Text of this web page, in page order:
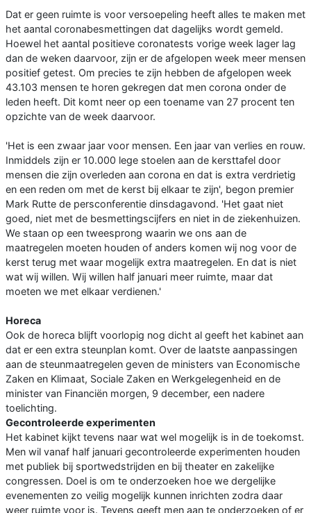
Dat er geen ruimte is voor versoepeling heeft alles te maken met
het aantal coronabesmettingen dat dagelijks wordt gemeld.
Hoewel het aantal positieve coronatests vorige week lager lag
dan de weken daarvoor, zijn er de afgelopen week meer mensen
positief getest. Om precies te zijn hebben de afgelopen week
43.103 mensen te horen gekregen dat men corona onder de
leden heeft. Dit komt neer op een toename van 27 procent ten
opzichte van de week daarvoor.
'Het is een zwaar jaar voor mensen. Een jaar van verlies en rouw.
Inmiddels zijn er 10.000 lege stoelen aan de kersttafel door
mensen die zijn overleden aan corona en dat is extra verdrietig
en een reden om met de kerst bij elkaar te zijn', begon premier
Mark Rutte de persconferentie dinsdagavond. 'Het gaat niet
goed, niet met de besmettingscijfers en niet in de ziekenhuizen.
We staan op een tweesprong waarin we ons aan de
maatregelen moeten houden of anders komen wij nog voor de
kerst terug met waar mogelijk extra maatregelen. En dat is niet
wat wij willen. Wij willen half januari meer ruimte, maar dat
moeten we met elkaar verdienen.'
Horeca
Ook de horeca blijft voorlopig nog dicht al geeft het kabinet aan
dat er een extra steunplan komt. Over de laatste aanpassingen
aan de steunmaatregelen geven de ministers van Economische
Zaken en Klimaat, Sociale Zaken en Werkgelegenheid en de
minister van Financiën morgen, 9 december, een nadere
toelichting.
Gecontroleerde experimenten
Het kabinet kijkt tevens naar wat wel mogelijk is in de toekomst.
Men wil vanaf half januari gecontroleerde experimenten houden
met publiek bij sportwedstrijden en bij theater en zakelijke
congressen. Doel is om te onderzoeken hoe we dergelijke
evenementen zo veilig mogelijk kunnen inrichten zodra daar
weer ruimte voor is. Tevens geeft men aan te onderzoeken of er